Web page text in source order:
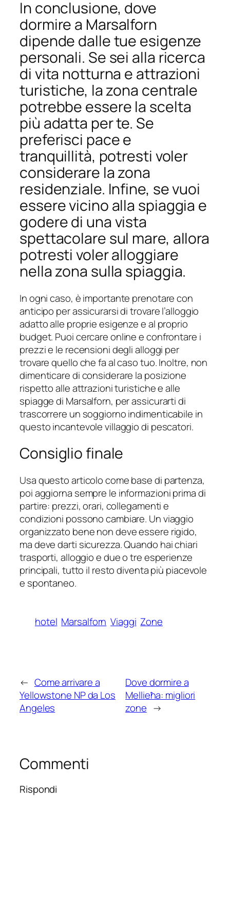
In conclusione, dove
dormire a Marsalforn
dipende dalle tue esigenze
personali. Se sei alla ricerca
di vita notturna e attrazioni
turistiche, la zona centrale
potrebbe essere la scelta
più adatta per te. Se
preferisci pace e
tranquillità, potresti voler
considerare la zona
residenziale. Infine, se vuoi
essere vicino alla spiaggia e
godere di una vista
spettacolare sul mare, allora
potresti voler alloggiare
nella zona sulla spiaggia.
In ogni caso, è importante prenotare con
anticipo per assicurarsi di trovare l’alloggio
adatto alle proprie esigenze e al proprio
budget. Puoi cercare online e confrontare i
prezzi e le recensioni degli alloggi per
trovare quello che fa al caso tuo. Inoltre, non
dimenticare di considerare la posizione
rispetto alle attrazioni turistiche e alle
spiagge di Marsalforn, per assicurarti di
trascorrere un soggiorno indimenticabile in
questo incantevole villaggio di pescatori.
Consiglio finale
Usa questo articolo come base di partenza,
poi aggiorna sempre le informazioni prima di
partire: prezzi, orari, collegamenti e
condizioni possono cambiare. Un viaggio
organizzato bene non deve essere rigido,
ma deve darti sicurezza. Quando hai chiari
trasporti, alloggio e due o tre esperienze
principali, tutto il resto diventa più piacevole
e spontaneo.
hotel Marsalforn Viaggi Zone
← Come arrivare a
Yellowstone NP da Los
Angeles
Dove dormire a
Mellieħa: migliori
zone →
Commenti
Rispondi